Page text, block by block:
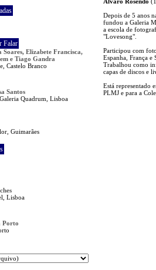
Falar
Soares, Elizabete Francisca,
e Tiago Gandra
Castelo Branco
Santos
Quadrum, Lisboa
Guimarães
Lisboa
Porto
Depois de 5 anos
fundou a Galeria
a escola de
"Lovesong".
Participou com
Espanha, França
Trabalhou como
capas de discos e
Está representado
PLMJ e para a